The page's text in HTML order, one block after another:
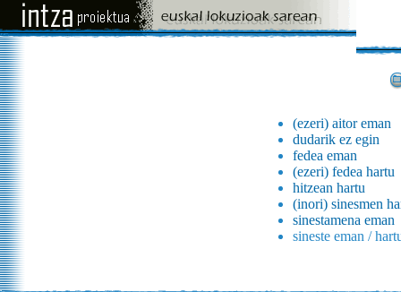
(ezeri) aitor eman
dudarik ez egin
fedea eman
(ezeri) fedea hartu
hitzean hartu
(inori) sinesmen
sinestamena eman
sineste eman /